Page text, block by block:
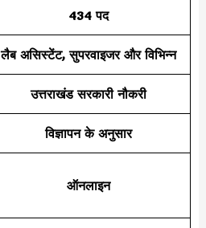
434 पद
लैब असिस्टेंट, सुपरवाइजर और विभिन्न
उत्तराखंड सरकारी नौकरी
विज्ञापन के अनुसार
ऑनलाइन